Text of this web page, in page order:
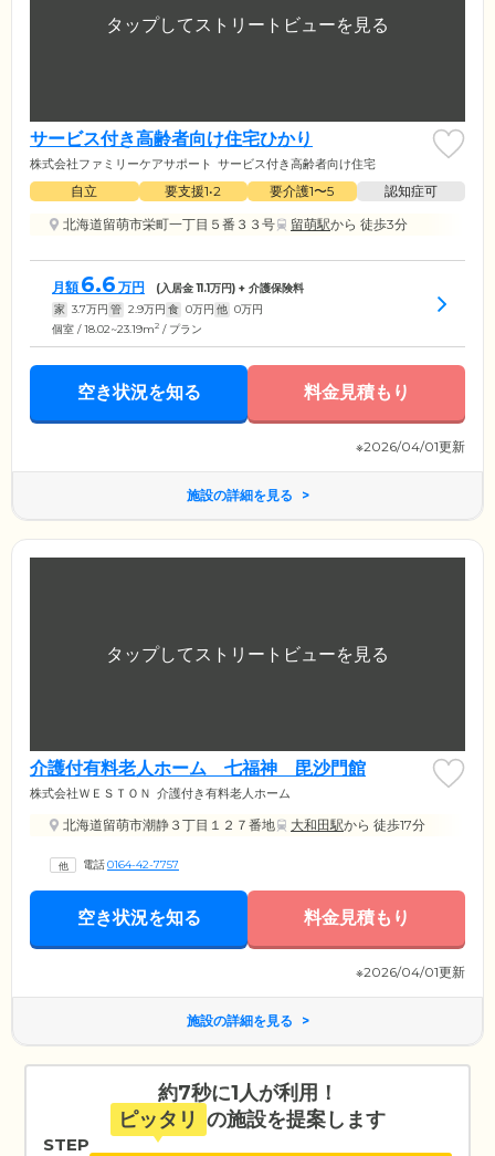
サービス付き高齢者向け住宅ひかり
株式会社ファミリーケアサポート サービス付き高齢者向け住宅
自立 要支援1•2 要介護1〜5
認知症可
北海道留萌市栄町一丁目５番３３号
留萌駅から 徒歩3分
月額 6.6 万円 (入居金11.1万円) + 介護保険料
家 3.7万円 管 2.9万円 食 0万円 他 0万円
個室 / 18.02~23.19m2 / プラン
空き状況を知る 料金見積もり
※2026/04/01更新
施設の詳細を見る
介護付有料老人ホーム 七福神 毘沙門館
株式会社ＷＥＳＴＯＮ 介護付き有料老人ホーム
北海道留萌市潮静３丁目１２７番地 大和田駅から 徒歩17分
電話0164-42-7757
空き状況を知る 料金見積もり
※2026/04/01更新
施設の詳細を見る
約7秒に1人が利用！
ピッタリ の施設を提案します
STEP